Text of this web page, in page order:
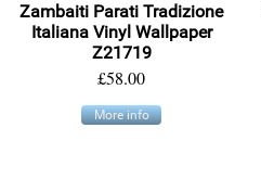
Zambaiti Parati Tradizione
Italiana Vinyl Wallpaper
Z21719
£58.00
More info